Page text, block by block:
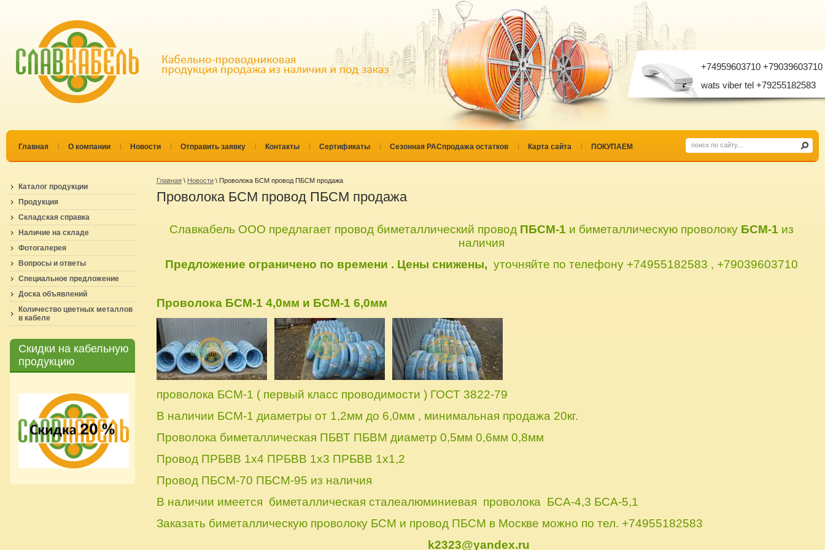
+74959603710 +79039603710
wats viber tel +79255182583
Главная О компании Новости Отправить заявку Контакты Сертификаты Сезонная РАСпродажа остатков Карта сайта ПОКУПАЕМ
Главная \ Новости \ Проволока БСМ провод ПБСМ продажа
Проволока БСМ провод ПБСМ продажа
Славкабель ООО предлагает провод биметаллический провод ПБСМ-1 и биметаллическую проволоку БСМ-1 из
наличия
Предложение ограничено по времени . Цены снижены, уточняйте по телефону +74955182583 , +79039603710
Проволока БСМ-1 4,0мм и БСМ-1 6,0мм
проволока БСМ-1 ( первый класс проводимости ) ГОСТ 3822-79
В наличии БСМ-1 диаметры от 1,2мм до 6,0мм , минимальная продажа 20кг.
Проволока биметаллическая ПБВТ ПБВМ диаметр 0,5мм 0,6мм 0,8мм
Провод ПРБВВ 1х4 ПРБВВ 1х3 ПРБВВ 1х1,2
Провод ПБСМ-70 ПБСМ-95 из наличия
В наличии имеется биметаллическая сталеалюминиевая проволока БСА-4,3 БСА-5,1
Заказать биметаллическую проволоку БСМ и провод ПБСМ в Москве можно по тел. +74955182583
k2323@yandex.ru
Каталог продукции
Продукция
Складская справка
Наличие на складе
Фотогалерея
Вопросы и ответы
Специальное предложение
Доска объявлений
Количество цветных металлов
в кабеле
Скидки на кабельную
продукцию